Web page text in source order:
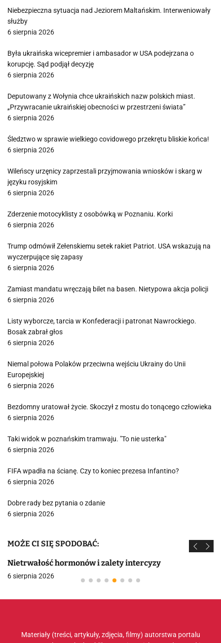
Niebezpieczna sytuacja nad Jeziorem Maltańskim. Interweniowały
służby
6 sierpnia 2026
Była ukraińska wicepremier i ambasador w USA podejrzana o
korupcję. Sąd podjął decyzję
6 sierpnia 2026
Deputowany z Wołynia chce ukraińskich nazw polskich miast.
„Przywracanie ukraińskiej obecności w przestrzeni świata”
6 sierpnia 2026
Śledztwo w sprawie wielkiego covidowego przekrętu bliskie końca!
6 sierpnia 2026
Wileńscy urzęnicy zaprzestali przyjmowania wniosków i skarg w
języku rosyjskim
6 sierpnia 2026
Zderzenie motocyklisty z osobówką w Poznaniu. Korki
6 sierpnia 2026
Trump odmówił Zełenskiemu setek rakiet Patriot. USA wskazują na
wyczerpujące się zapasy
6 sierpnia 2026
Zamiast mandatu wręczają bilet na basen. Nietypowa akcja policji
6 sierpnia 2026
Listy wyborcze, tarcia w Konfederacji i patronat Nawrockiego.
Bosak zabrał głos
6 sierpnia 2026
Niemal połowa Polaków przeciwna wejściu Ukrainy do Unii
Europejskiej
6 sierpnia 2026
Bezdomny uratował życie. Skoczył z mostu do tonącego człowieka
6 sierpnia 2026
Taki widok w poznańskim tramwaju. "To nie usterka"
6 sierpnia 2026
FIFA wpadła na ścianę. Czy to koniec prezesa Infantino?
6 sierpnia 2026
Dobre rady bez pytania o zdanie
6 sierpnia 2026
MOŻE CI SIĘ SPODOBAĆ:
Nietrwałość hormonów i zalety intercyzy
6 sierpnia 2026
Materiały (treści, artykuły, zdjęcia, filmy) autorstwa portalu